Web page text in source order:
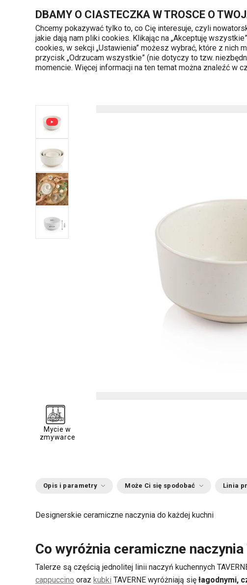
DBAMY O CIASTECZKA W TROSCE O
Chcemy pokazywać tylko to, co Cię interesuje, czyli
jakie dają nam pliki cookies. Klikając na „Akceptuję
cookies, w sekcji „Ustawienia” możesz wybrać, które z nich
przycisk „Odrzucam wszystkie” (nie dotyczy to tzw.
momencie. Więcej informacji na ten temat można znaleźć w
Kategorie produktów 720 809 700
Poniedziałek - piątek od 8 do
Mycie w
zmywarce
Opis i parametry Może Ci się spodobać Linia
Designerskie ceramiczne naczynia do każdej kuchni
Co wyróżnia ceramiczne naczynia
Talerze są częścią jednolitej linii naczyń kuchennych
cappuccino oraz kubki TAVERNE wyróżniają się łagodnymi,